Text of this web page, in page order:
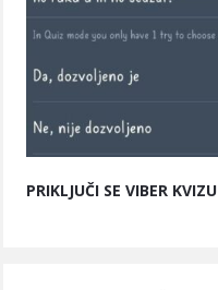
PRIKLJUČI SE VIBER KVIZU